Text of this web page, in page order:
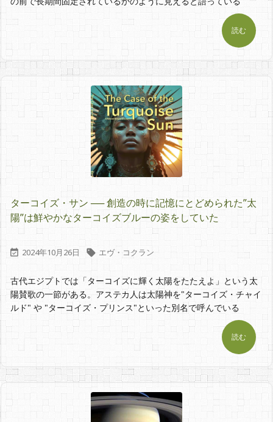
読む
ターコイズ・サン ── 創造の時に記憶にとどめられた”太
陽”は鮮やかなターコイズブルーの姿をしていた
 2024年10月26日  エヴ・コクラン
古代エジプトでは「ターコイズに輝く太陽をたたえよ」という太
陽賛歌の一節がある。アステカ人は太陽神を"ターコイズ・チャイ
ルド" や "ターコイズ・プリンス"といった別名で呼んでいる
読む